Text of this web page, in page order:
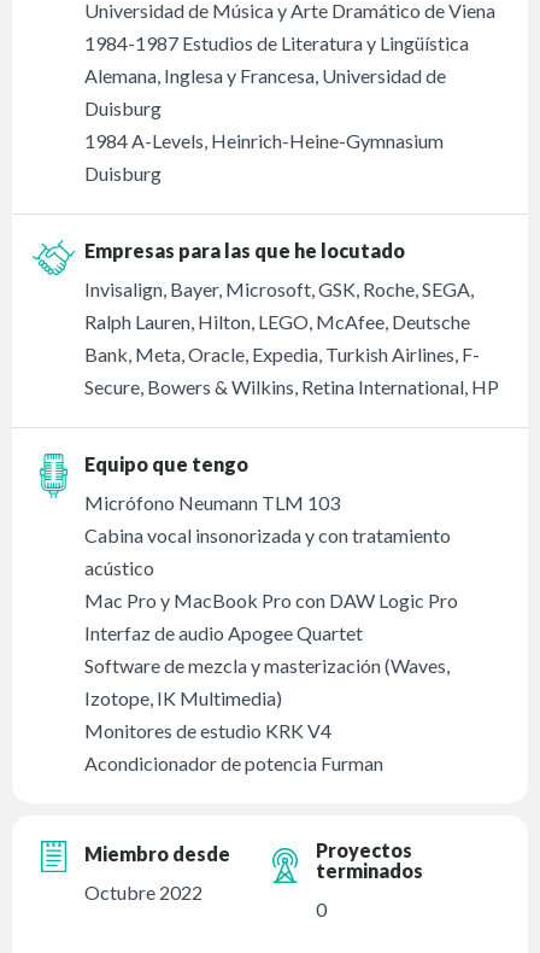
Universidad de Música y Arte Dramático de Viena
1984-1987 Estudios de Literatura y Lingüística
Alemana, Inglesa y Francesa, Universidad de
Duisburg
1984 A-Levels, Heinrich-Heine-Gymnasium
Duisburg
Empresas para las que he locutado
Invisalign, Bayer, Microsoft, GSK, Roche, SEGA,
Ralph Lauren, Hilton, LEGO, McAfee, Deutsche
Bank, Meta, Oracle, Expedia, Turkish Airlines, F-
Secure, Bowers & Wilkins, Retina International, HP
Equipo que tengo
Micrófono Neumann TLM 103
Cabina vocal insonorizada y con tratamiento
acústico
Mac Pro y MacBook Pro con DAW Logic Pro
Interfaz de audio Apogee Quartet
Software de mezcla y masterización (Waves,
Izotope, IK Multimedia)
Monitores de estudio KRK V4
Acondicionador de potencia Furman
Miembro desde
Octubre 2022
Proyectos
terminados
0